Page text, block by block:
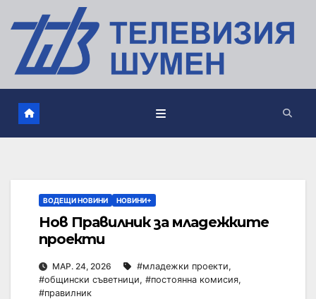
ВОДЕЩИ НОВИНИ НОВИНИ+
Нов Правилник за младежките
проекти
МАР. 24, 2026 #младежки проекти,
#общински съветници, #постоянна комисия,
#правилник